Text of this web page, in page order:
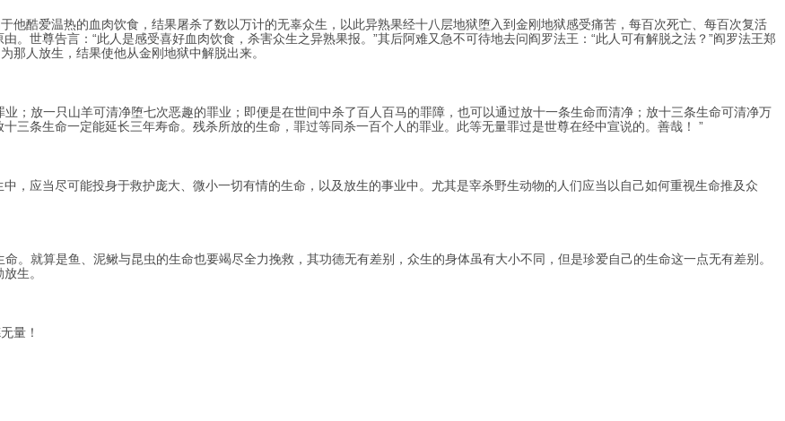
酷爱温热的血肉饮食，结果屠杀了数以万计的无辜众生，以此异熟果经十八层地狱堕入到金刚地狱感受痛苦，每百次死亡、每百次复活
。世尊告言：“此人是感受喜好血肉饮食，杀害众生之异熟果报。”其后阿难又急不可待地去问阎罗法王：“此人可有解脱之法？”阎罗法王郑
那人放生，结果使他从金刚地狱中解脱出来。
放一只山羊可清净堕七次恶趣的罪业；即便是在世间中杀了百人百马的罪障，也可以通过放十一条生命而清净；放十三条生命可清净万
三条生命一定能延长三年寿命。残杀所放的生命，罪过等同杀一百个人的罪业。此等无量罪过是世尊在经中宣说的。善哉！ ”
应当尽可能投身于救护庞大、微小一切有情的生命，以及放生的事业中。尤其是宰杀野生动物的人们应当以自己如何重视生命推及众
就算是鱼、泥鳅与昆虫的生命也要竭尽全力挽救，其功德无有差别，众生的身体虽有大小不同，但是珍爱自己的生命这一点无有差别。
生。
量！